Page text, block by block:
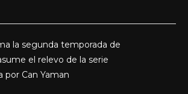
la segunda temporada de
el relevo de la serie
por Can Yaman